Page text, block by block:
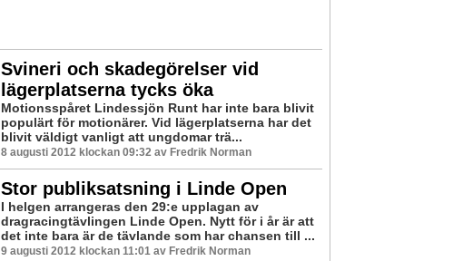
Svineri och skadegörelser vid
lägerplatserna tycks öka
Motionsspåret Lindessjön Runt har inte bara blivit
populärt för motionärer. Vid lägerplatserna har det
blivit väldigt vanligt att ungdomar trä...
8 augusti 2012 klockan 09:32 av Fredrik Norman
Stor publiksatsning i Linde Open
I helgen arrangeras den 29:e upplagan av
dragracingtävlingen Linde Open. Nytt för i år är att
det inte bara är de tävlande som har chansen till ...
9 augusti 2012 klockan 11:01 av Fredrik Norman